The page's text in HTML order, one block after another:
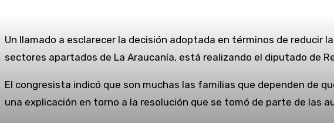
Un llamado a esclarecer la decisión adoptada en términos de reducir
sectores apartados de La Araucanía, está realizando el diputado de
El congresista indicó que son muchas las familias que dependen de
una explicación en torno a la resolución que se tomó de parte de las